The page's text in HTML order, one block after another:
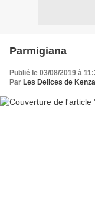
Parmigiana
Publié le 03/08/2019 à
Par Les Delices de Kenza